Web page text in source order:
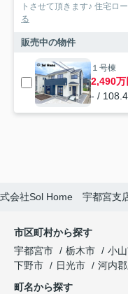
トさせて頂きます♪ 住宅ロ
る
販売中の物件
１号棟
2,490万
- /
会社Sol Home 宇都宮支
市区町村から探す
宇都宮市
栃木市 小
下野市
日光市 河内
町名から探す